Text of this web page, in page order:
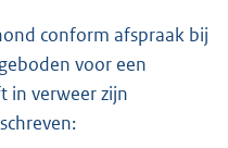
conform afspraak bij
voor een
in verweer zijn